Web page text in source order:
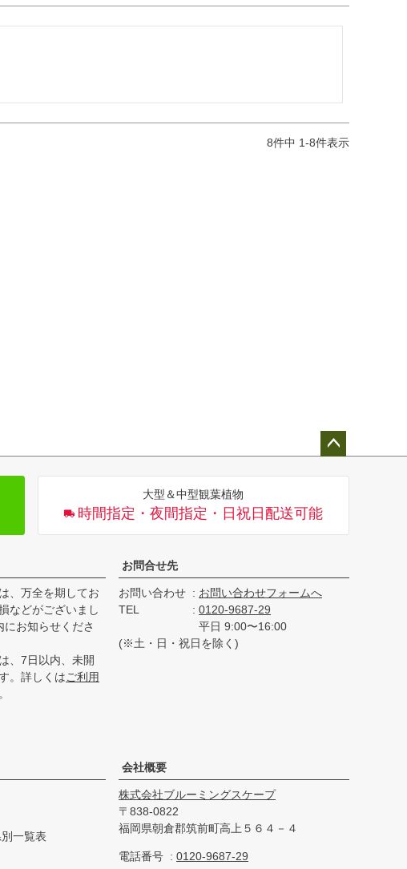
8件中 1-8件表示
へ
大型＆中型観葉植物
時間指定・夜間指定・日祝日配送可能
、万全を期してお
などがございまし
お知らせくださ
、7日以内、未開
。詳しくはご利用
お問合せ先
お問い合わせ
お問い合わせフォームへ
TEL
0120-9687-29
平日 9:00〜16:00
(※土・日・祝日を除く)
一覧表
会社概要
株式会社ブルーミングスケープ
838-0822
福岡県朝倉郡筑前町高上５６４－４
電話番号
0120-9687-29